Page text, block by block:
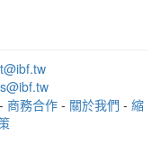
商務合作- 關於我們 - 縮